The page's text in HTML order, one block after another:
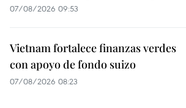
07/08/2026 09:53
Vietnam fortalece finanzas verdes
con apoyo de fondo suizo
07/08/2026 08:23